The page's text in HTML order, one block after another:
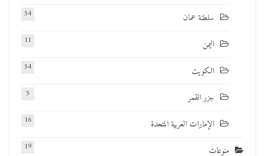
سلطنة عمان 54
اليمن 11
الكويت 54
جزر القمر 5
الإمارات العربية المتحدة 16
منوعات 19